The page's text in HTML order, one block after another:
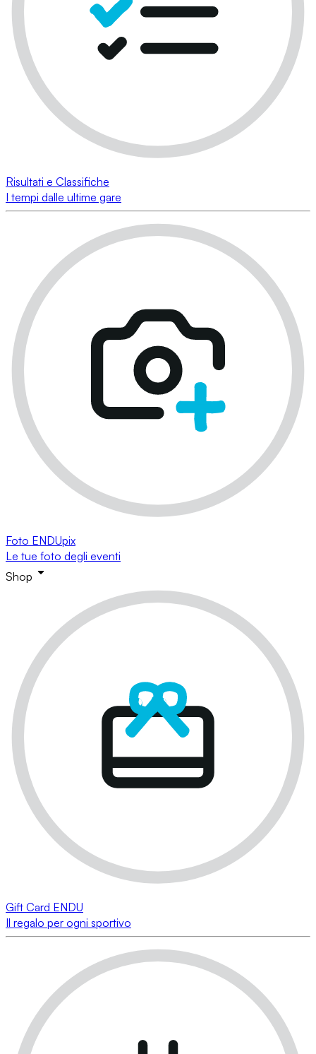
Risultati e Classifiche
I tempi dalle ultime gare
Foto ENDUpix
Le tue foto degli eventi
Shop
Gift Card ENDU
Il regalo per ogni sportivo